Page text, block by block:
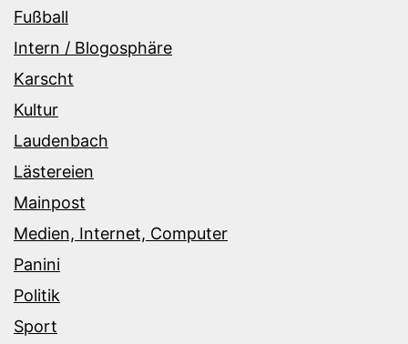
Fußball
Intern / Blogosphäre
Karscht
Kultur
Laudenbach
Lästereien
Mainpost
Medien, Internet, Computer
Panini
Politik
Sport